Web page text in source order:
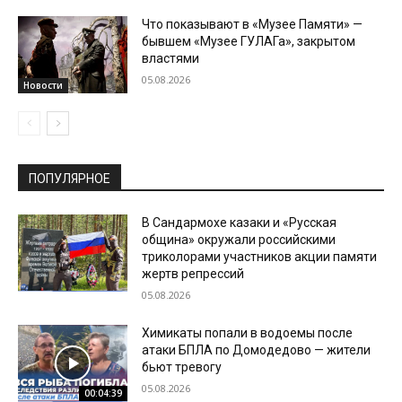
Новости
Что показывают в «Музее Памяти» —
бывшем «Музее ГУЛАГа», закрытом
властями
05.08.2026
ПОПУЛЯРНОЕ
В Сандармохе казаки и «Русская
община» окружали российскими
триколорами участников акции памяти
жертв репрессий
05.08.2026
00:04:39
Химикаты попали в водоемы после
атаки БПЛА по Домодедово — жители
бьют тревогу
05.08.2026